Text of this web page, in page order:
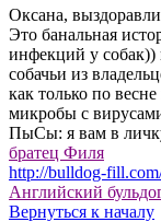
Оксана,
Это банальная
инфекций у
собачьи из
как только по весне
микробы с
ПыСы: я вам в
братец Филя
http://bulldog-
Английский
Вернуться к началу